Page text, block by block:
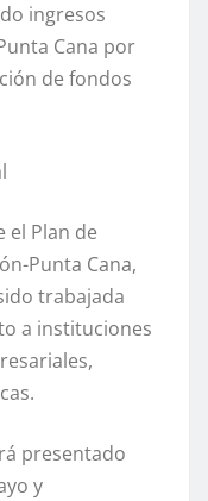
ingresos
Cana por
de fondos
el Plan de
Punta Cana,
trabajada
a instituciones
presentado
y